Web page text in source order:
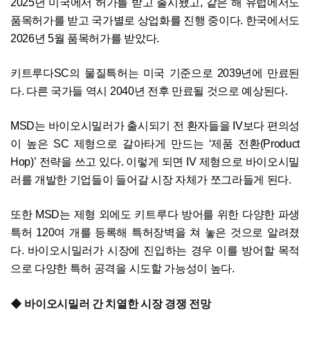
품목허가를 받고 국가별로 상업화를 진행 중이다. 한국에서도
2026년 5월 품목허가를 받았다.
키트루다SC의 물질특허는 미국 기준으로 2039년에 만료된
다. 다른 국가들 역시 2040년 전후 만료될 것으로 예상된다.
MSD는 바이오시밀러가 출시되기 전 환자들을 IV보다 편의성
이 높은 SC 제형으로 갈아타게 만드는 ‘제품 전환(Product
Hop)’ 전략을 쓰고 있다. 이렇게 되면 IV 제형으로 바이오시밀
러를 개발한 기업들이 들어갈 시장 자체가 쪼그라들게 된다.
또한 MSD는 제형 외에도 키트루다 방어를 위한 다양한 파생
특허 120여 개를 등록해 특허장벽을 쳐 놓은 것으로 알려졌
다. 바이오시밀러가 시장에 진입하는 경우 이를 방어할 목적
으로 다양한 특허 공격을 시도할 가능성이 높다.
◆ 바이오시밀러 간 치열한 시장 경쟁 전망